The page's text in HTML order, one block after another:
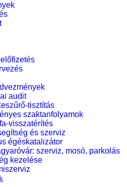
audit
tisztítás
szaktanfolyamok
visszatérítés
és szerviz
égéskatalizátor
szerviz, mosó, parkolás
kezelése